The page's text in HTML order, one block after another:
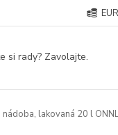
si rady? Zavolajte.
lakovaná 20 l